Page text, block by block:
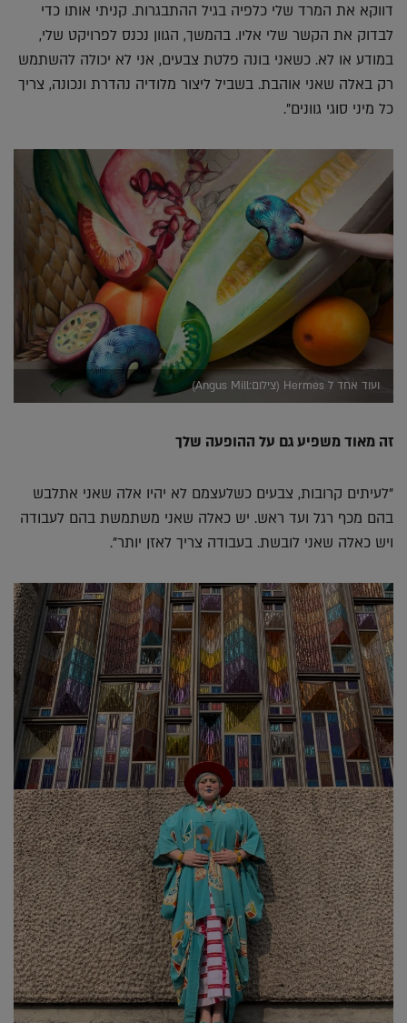
דווקא את המרד שלי כלפיה בגיל ההתבגרות. קניתי אותו כדי
לבדוק את הקשר שלי אליו. בהמשך, הגוון נכנס לפרויקט שלי,
במודע או לא. כשאני בונה פלטת צבעים, אני לא יכולה להשתמש
רק באלה שאני אוהבת. בשביל ליצור מלודיה נהדרת ונכונה, צריך
כל מיני סוגי גוונים".
ועוד אחד ל Hermes (צילום:Angus Mill)
זה מאוד משפיע גם על ההופעה שלך
"לעיתים קרובות, צבעים כשלעצמם לא יהיו אלה שאני אתלבש
בהם מכף רגל ועד ראש. יש כאלה שאני משתמשת בהם לעבודה
ויש כאלה שאני לובשת. בעבודה צריך לאזן יותר".